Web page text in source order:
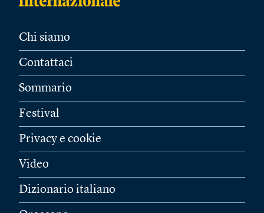
Chi siamo
Contattaci
Sommario
Festival
Privacy e cookie
Video
Dizionario italiano